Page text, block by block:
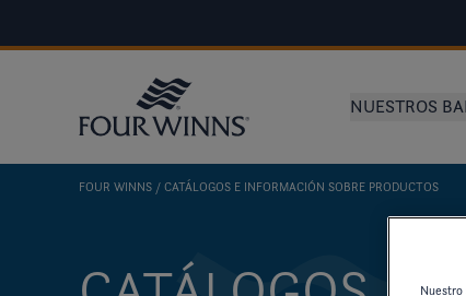
NUESTROS
FOUR WINNS CATÁLOGOS E INFORMACIÓN SOBRE PRODUCTOS